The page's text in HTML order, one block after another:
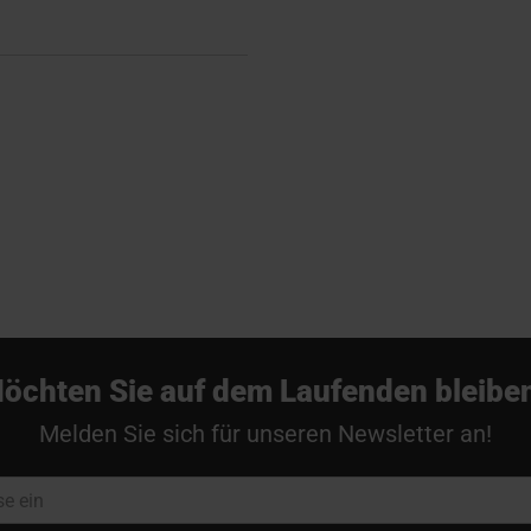
Sie auf dem Laufenden
Melden Sie sich für unseren Newsletter an!